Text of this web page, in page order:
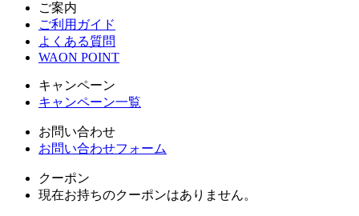
ご案内
ご利用ガイド
よくある質問
WAON POINT
キャンペーン
キャンペーン一覧
お問い合わせ
お問い合わせフォーム
クーポン
現在お持ちのクーポンはありません。